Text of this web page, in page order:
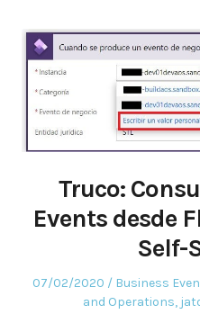
Truco:
Events desde
Self-
Posted
07/02/2020
Posted
in
Business
and Operations,